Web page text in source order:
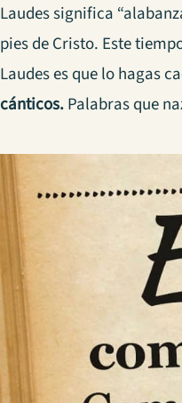
Laudes significa
pies de Cristo. Este
Laudes es que lo hagas
cánticos.Palabras que